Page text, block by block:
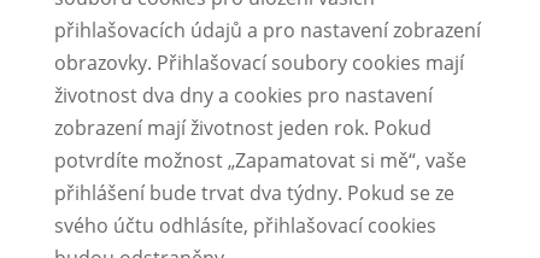
přihlašovacích údajů a pro nastavení zobrazení
obrazovky. Přihlašovací soubory cookies mají
životnost dva dny a cookies pro nastavení
zobrazení mají životnost jeden rok. Pokud
potvrdíte možnost „Zapamatovat si mě“, vaše
přihlášení bude trvat dva týdny. Pokud se ze
svého účtu odhlásíte, přihlašovací cookies